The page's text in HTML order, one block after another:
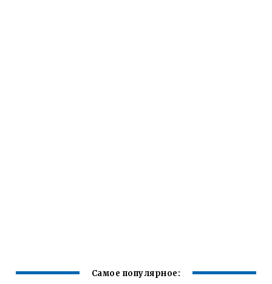
Самое популярное: